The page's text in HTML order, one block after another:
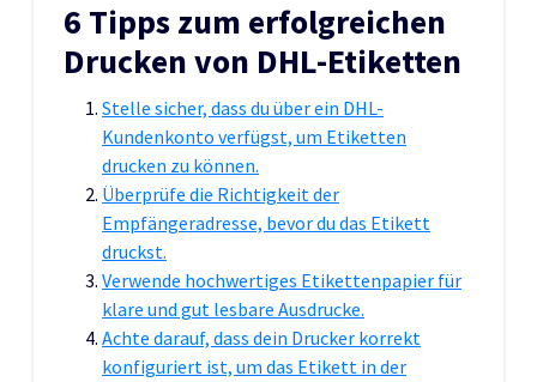
6 Tipps zum erfolgreichen
Drucken von DHL-Etiketten
Stelle sicher, dass du über ein DHL-
Kundenkonto verfügst, um Etiketten
drucken zu können.
Überprüfe die Richtigkeit der
Empfängeradresse, bevor du das Etikett
druckst.
Verwende hochwertiges Etikettenpapier für
klare und gut lesbare Ausdrucke.
Achte darauf, dass dein Drucker korrekt
konfiguriert ist, um das Etikett in der